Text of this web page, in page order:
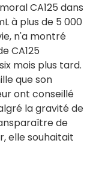
CA125 dans
à plus de 5 000
n'a montré
CA125
mois plus tard.
que son
ont conseillé
la gravité de
de
elle souhaitait